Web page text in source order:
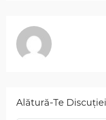
Alătură-Te Discuției